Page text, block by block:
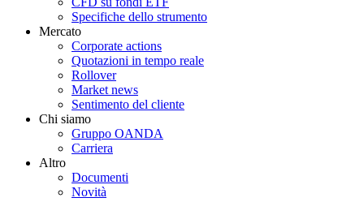
Specifiche dello strumento
Mercato
Corporate actions
Quotazioni in tempo reale
Rollover
Market news
Sentimento del cliente
Chi siamo
Gruppo OANDA
Carriera
Altro
Documenti
Novità